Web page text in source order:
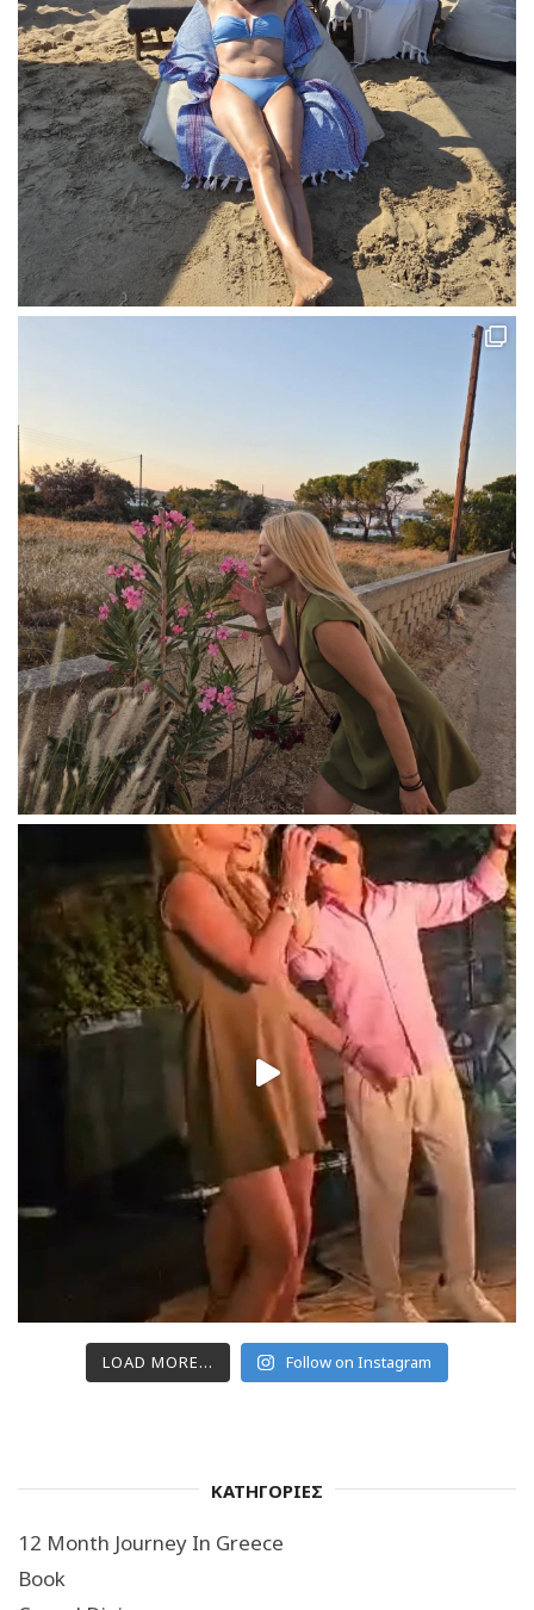
LOAD MORE... Follow on Instagram
ΚΑΤΗΓΟΡΙΕΣ
12 Month Journey In Greece
Book